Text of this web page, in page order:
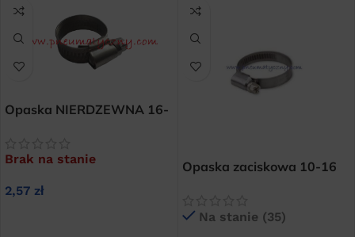
Opaska NIERDZEWNA 16-
Brak na stanie
2,57 zł
Opaska zaciskowa 10-16
Na stanie (35)